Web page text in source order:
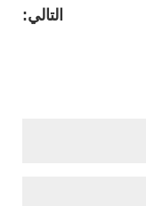
التالي: